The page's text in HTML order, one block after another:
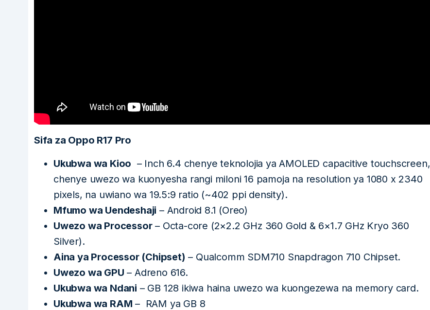
Sifa za Oppo R17 Pro
Ukubwa wa Kioo – Inch 6.4 chenye teknolojia ya AMOLED capacitive touchscreen,
chenye uwezo wa kuonyesha rangi miloni 16 pamoja na resolution ya 1080 x 2340
pixels, na uwiano wa 19.5:9 ratio (~402 ppi density).
Mfumo wa Uendeshaji – Android 8.1 (Oreo)
Uwezo wa Processor– Octa-core (2×2.2 GHz 360 Gold & 6×1.7 GHz Kryo 360
Silver).
Aina ya Processor (Chipset) – Qualcomm SDM710 Snapdragon 710 Chipset.
Uwezo wa GPU – Adreno 616.
Ukubwa wa Ndani – GB 128 ikiwa haina uwezo wa kuongezewa na memory card.
Ukubwa wa RAM – RAM ya GB 8